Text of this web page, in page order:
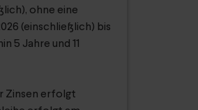
ohne eine
(einschließlich) bis
5 Jahre und 11
Zinsen erfolgt